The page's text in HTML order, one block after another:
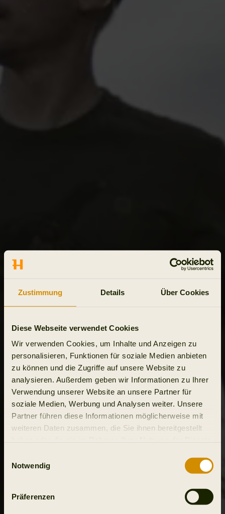
Zustimmung Details Über Cookies
Diese Webseite verwendet Cookies
Wir verwenden Cookies, um Inhalte und Anzeigen zu
personalisieren, Funktionen für soziale Medien anbieten
zu können und die Zugriffe auf unsere Website zu
analysieren. Außerdem geben wir Informationen zu Ihrer
Verwendung unserer Website an unsere Partner für
soziale Medien, Werbung und Analysen weiter. Unsere
Partner führen diese Informationen möglicherweise mit
weiteren Daten zusammen, die Sie ihnen bereitgestellt
Notwendig
Präferenzen